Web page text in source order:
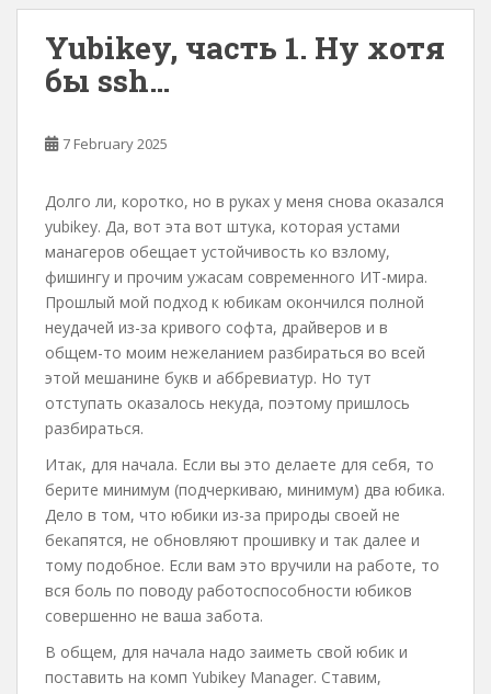
Yubikey, часть 1. Ну хотя
бы ssh…
7 February 2025
Долго ли, коротко, но в руках у меня снова оказался
yubikey. Да, вот эта вот штука, которая устами
манагеров обещает устойчивость ко взлому,
фишингу и прочим ужасам современного ИТ-мира.
Прошлый мой подход к юбикам окончился полной
неудачей из-за кривого софта, драйверов и в
общем-то моим нежеланием разбираться во всей
этой мешанине букв и аббревиатур. Но тут
отступать оказалось некуда, поэтому пришлось
разбираться.
Итак, для начала. Если вы это делаете для себя, то
берите минимум (подчеркиваю, минимум) два юбика.
Дело в том, что юбики из-за природы своей не
бекапятся, не обновляют прошивку и так далее и
тому подобное. Если вам это вручили на работе, то
вся боль по поводу работоспособности юбиков
совершенно не ваша забота.
В общем, для начала надо заиметь свой юбик и
поставить на комп Yubikey Manager. Ставим,